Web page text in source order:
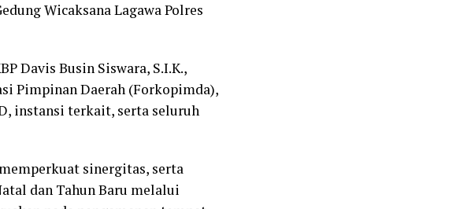
Wicaksana Lagawa Polres
Davis Busin Siswara, S.I.K.,
Pimpinan Daerah (Forkopimda),
instansi terkait, serta seluruh
sinergitas, serta
dan Tahun Baru melalui